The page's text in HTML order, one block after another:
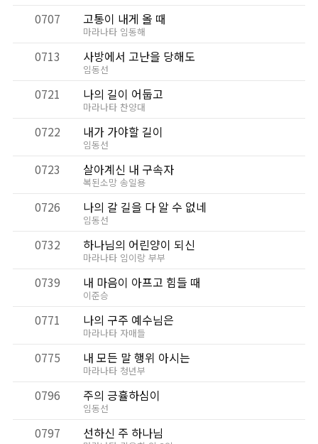
0707 고통이 내게 올 때
마라나타 임동해
0713 사방에서 고난을 당해도
임동선
0721 나의 길이 어둡고
마라나타 찬양대
0722 내가 가야할 길이
임동선
0723 살아계신 내 구속자
복된소망 송일용
0726 나의 갈 길을 다 알 수 없네
임동선
0732 하나님의 어린양이 되신
마라나타 임이랑 부부
0739 내 마음이 아프고 힘들 때
이준승
0771 나의 구주 예수님은
마라나타 자매들
0775 내 모든 말 행위 아시는
마라나타 청년부
0796 주의 긍휼하심이
임동선
0797 선하신 주 하나님